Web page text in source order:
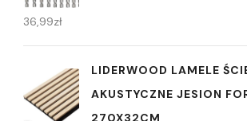
36,99zł
LIDERWOOD LAMELE
AKUSTYCZNE JESION
270X32CM